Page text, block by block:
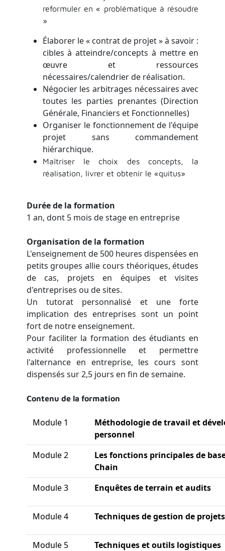
reformuler en « problématique à résoudre
»
Élaborer le « contrat de projet » à savoir :
cibles à atteindre/concepts à mettre en
œuvre et ressources
nécessaires/calendrier de réalisation.
Négocier les arbitrages nécessaires avec
toutes les parties prenantes (Direction
Générale, Financiers et Fonctionnelles)
Organiser le fonctionnement de l'équipe
projet sans commandement
hiérarchique.
Maîtriser le choix des concepts, la
réalisation, livrer et obtenir le «quitus»
Durée de la formation
1 an, dont 5 mois de stage en entreprise
Organisation de la formation
L'enseignement de 500 heures dispensées en
petits groupes allie cours théoriques, études
de cas, projets en équipes et visites
d'entreprises ou de sites.
Un tutorat personnalisé et une forte
implication des entreprises sont un point
fort de notre enseignement.
Pour faciliter la formation des étudiants en
activité professionnelle et permettre
l'alternance en entreprise, les cours sont
dispensés sur 2,5 jours en fin de semaine.
Contenu de la formation
Module 1
Méthodologie de travail et
personnel
Module 2
Les fonctions principales de
Chain
Module 3
Enquêtes de terrain et audits
Module 4 Techniques de gestion de projets
Module 5 Techniques et outils logistiques